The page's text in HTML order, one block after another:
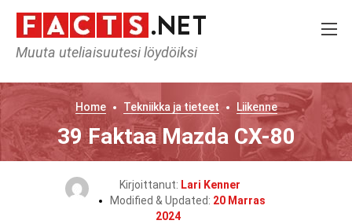
Muuta uteliaisuutesi löydöiksi
Home Tekniikka ja tieteet Liikenne
39 Faktaa Mazda CX-80
Kirjoittanut: Lari Kenner
Modified & Updated: 20 Marras
2024